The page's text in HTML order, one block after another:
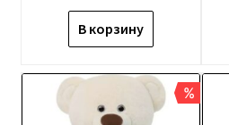
Лепестки Роз Бесплатно
Условия Доставки
В корзину
%